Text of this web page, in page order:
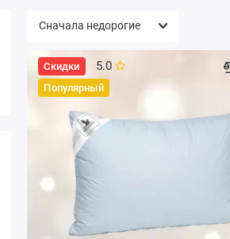
Скидки
Популярный
5.0